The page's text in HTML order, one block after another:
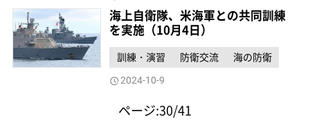
海上自衛隊、米海軍との共同訓練
を実施（10月4日）
訓練・演習 防衛交流 海の防衛
2024-10-9
ページ:30/41